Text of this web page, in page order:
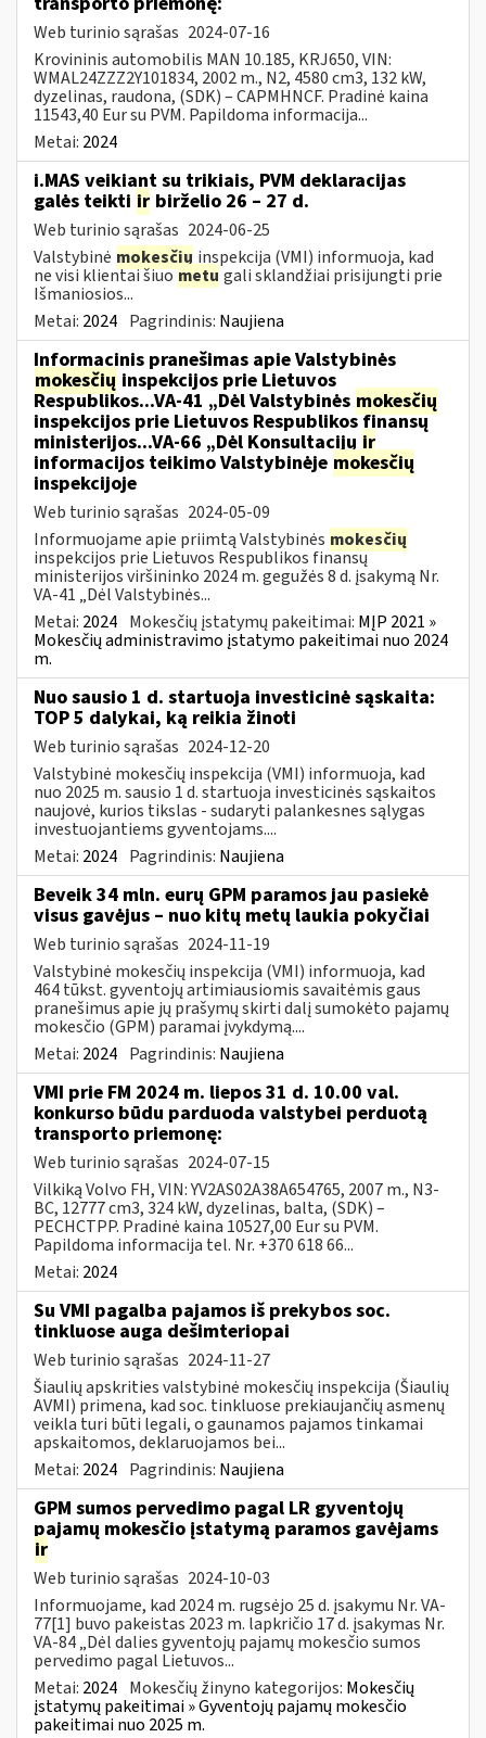
Web turinio sąrašas 2024-07-16
Krovininis automobilis MAN 10.185, KRJ650, VIN:
WMAL24ZZZ2Y101834, 2002 m., N2, 4580 cm3, 132 kW,
dyzelinas, raudona, (SDK) – CAPMHNCF. Pradinė kaina
11543,40 Eur su PVM. Papildoma informacija...
Metai: 2024
i.MAS veikiant su trikiais, PVM deklaracijas
galės teikti ir birželio 26 – 27 d.
Web turinio sąrašas 2024-06-25
Valstybinė mokesčių inspekcija (VMI) informuoja, kad
ne visi klientai šiuometu gali sklandžiai prisijungti prie
Išmaniosios...
Metai: 2024 Pagrindinis: Naujiena
Informacinis pranešimas apie Valstybinės
mokesčių inspekcijos prie Lietuvos
Respublikos...VA-41 „Dėl Valstybinės mokesčių
inspekcijos prie Lietuvos Respublikos finansų
ministerijos...VA-66 „Dėl Konsultacijų ir
informacijos teikimo Valstybinėje mokesčių
inspekcijoje
Web turinio sąrašas 2024-05-09
Informuojame apie priimtą Valstybinės mokesčių
inspekcijos prie Lietuvos Respublikos finansų
ministerijos viršininko 2024 m. gegužės 8 d. įsakymą Nr.
VA-41 „Dėl Valstybinės...
Metai: 2024 Mokesčių įstatymų pakeitimai: MĮP 2021 »
Mokesčių administravimo įstatymo pakeitimai nuo 2024
m.
Nuo sausio 1 d. startuoja investicinė sąskaita:
TOP 5 dalykai, ką reikia žinoti
Web turinio sąrašas 2024-12-20
Valstybinė mokesčių inspekcija (VMI) informuoja, kad
nuo 2025 m. sausio 1 d. startuoja investicinės sąskaitos
naujovė, kurios tikslas - sudaryti palankesnes sąlygas
investuojantiems gyventojams....
Metai: 2024 Pagrindinis: Naujiena
Beveik 34 mln. eurų GPM paramos jau pasiekė
visus gavėjus – nuo kitų metų laukia pokyčiai
Web turinio sąrašas 2024-11-19
Valstybinė mokesčių inspekcija (VMI) informuoja, kad
464 tūkst. gyventojų artimiausiomis savaitėmis gaus
pranešimus apie jų prašymų skirti dalį sumokėto pajamų
mokesčio (GPM) paramai įvykdymą....
Metai: 2024 Pagrindinis: Naujiena
VMI prie FM 2024 m. liepos 31 d. 10.00 val.
konkurso būdu parduoda valstybei perduotą
transporto priemonę:
Web turinio sąrašas 2024-07-15
Vilkiką Volvo FH, VIN: YV2AS02A38A654765, 2007 m., N3-
BC, 12777 cm3, 324 kW, dyzelinas, balta, (SDK) –
PECHCTPP. Pradinė kaina 10527,00 Eur su PVM.
Papildoma informacija tel. Nr. +370 618 66...
Metai: 2024
Su VMI pagalba pajamos iš prekybos soc.
tinkluose auga dešimteriopai
Web turinio sąrašas 2024-11-27
Šiaulių apskrities valstybinė mokesčių inspekcija (Šiaulių
AVMI) primena, kad soc. tinkluose prekiaujančių asmenų
veikla turi būti legali, o gaunamos pajamos tinkamai
apskaitomos, deklaruojamos bei...
Metai: 2024 Pagrindinis: Naujiena
GPM sumos pervedimo pagal LR gyventojų
pajamų mokesčio įstatymą paramos gavėjams
ir
Web turinio sąrašas 2024-10-03
Informuojame, kad 2024 m. rugsėjo 25 d. įsakymu Nr. VA-
77[1] buvo pakeistas 2023 m. lapkričio 17 d. įsakymas Nr.
VA-84 „Dėl dalies gyventojų pajamų mokesčio sumos
pervedimo pagal Lietuvos...
Metai: 2024 Mokesčių žinyno kategorijos: Mokesčių
įstatymų pakeitimai » Gyventojų pajamų mokesčio
pakeitimai nuo 2025 m.